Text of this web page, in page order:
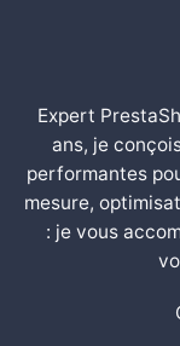
Expert
ans, je
performantes
mesure,
: je vous